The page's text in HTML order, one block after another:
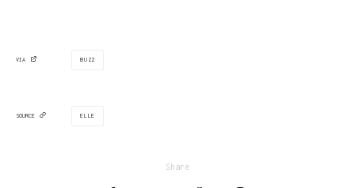
VIA BUZZ
SOURCE ELLE
Share